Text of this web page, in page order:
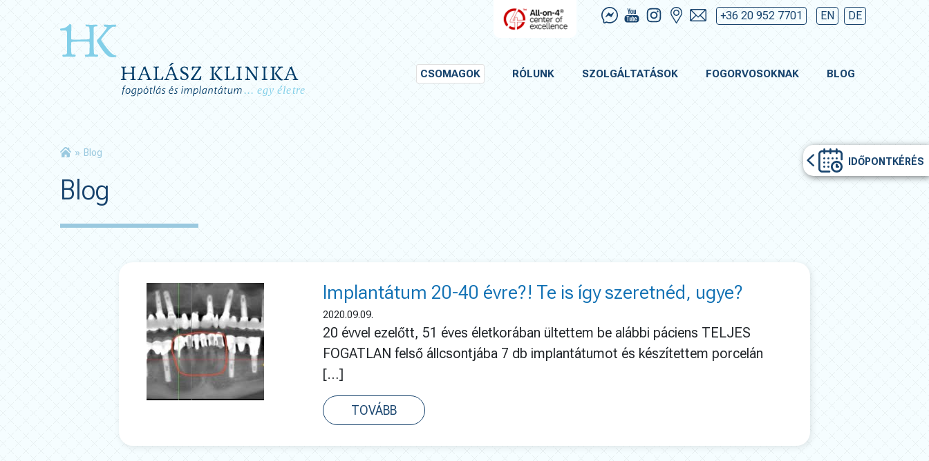
+36 20 952 7701 EN DE
CSOMAGOK RÓLUNK SZOLGÁLTATÁSOK FOGORVOSOKNAK BLOG
IDŐPONTKÉRÉS
» Blog
Blog
Implantátum 20-40 évre?! Te is így szeretnéd, ugye?
2020.09.09.
20 évvel ezelőtt, 51 éves életkorában ültettem be alábbi páciens TELJES
FOGATLAN felső állcsontjába 7 db implantátumot és készítettem porcelán
[…]
TOVÁBB